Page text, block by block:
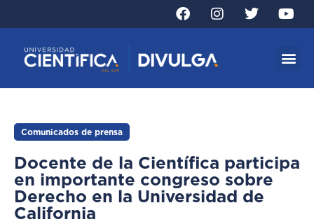
Comunicados de prensa
Docente de la Científica participa
en importante congreso sobre
Derecho en la Universidad de
California